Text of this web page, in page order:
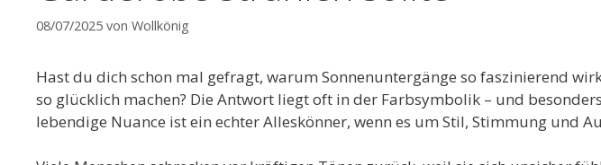
08/07/2025 von Wollkönig
Hast du dich schon mal gefragt, warum Sonnenuntergänge so faszinierend
so glücklich machen? Die Antwort liegt oft in der Farbsymbolik – und
lebendige Nuance ist ein echter Alleskönner, wenn es um Stil, Stimmung und